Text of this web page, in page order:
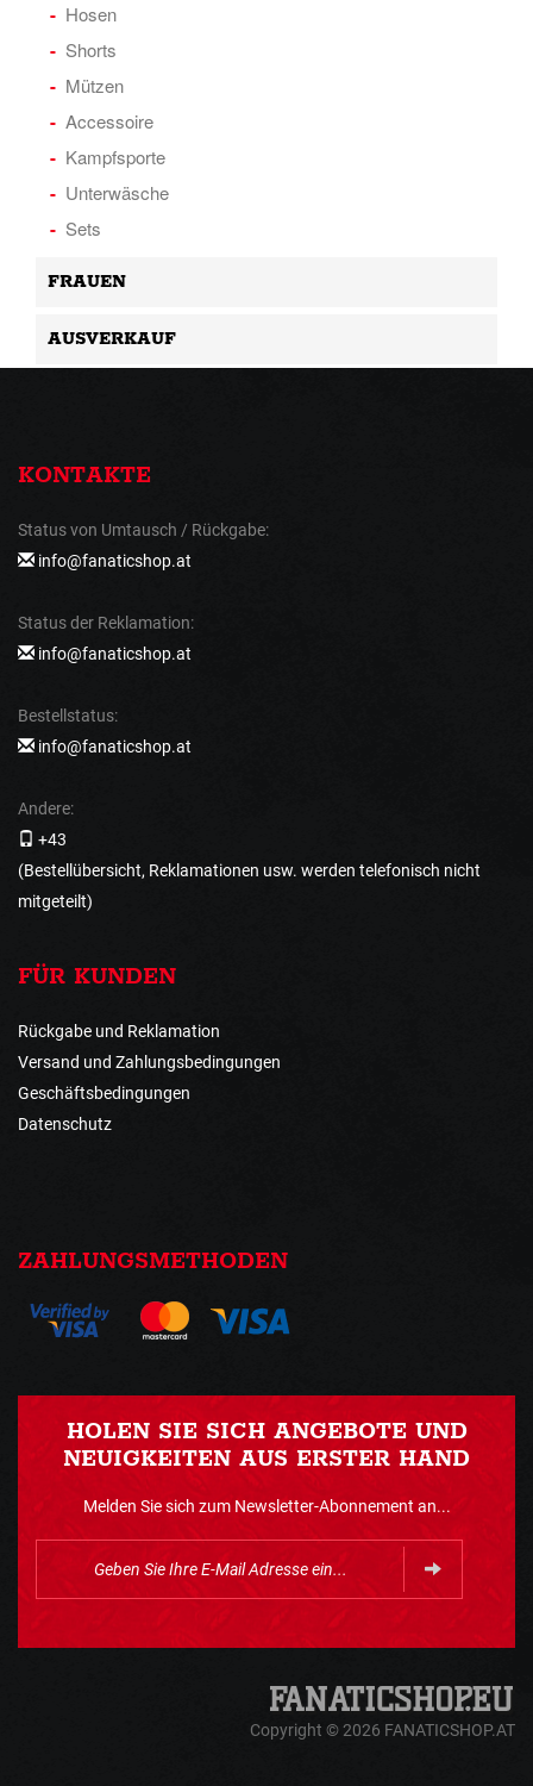
Hosen
Shorts
Mützen
Accessoire
Kampfsporte
Unterwäsche
Sets
FRAUEN
AUSVERKAUF
KONTAKTE
Status von Umtausch / Rückgabe:
info@fanaticshop.at
Status der Reklamation:
info@fanaticshop.at
Bestellstatus:
info@fanaticshop.at
Andere:
+43
(Bestellübersicht, Reklamationen usw. werden telefonisch nicht
mitgeteilt)
FÜR KUNDEN
Rückgabe und Reklamation
Versand und Zahlungsbedingungen
Geschäftsbedingungen
Datenschutz
ZAHLUNGSMETHODEN
HOLEN SIE SICH ANGEBOTE UND
NEUIGKEITEN AUS ERSTER HAND
Melden Sie sich zum Newsletter-Abonnement an...
Copyright © 2026 FANATICSHOP.AT